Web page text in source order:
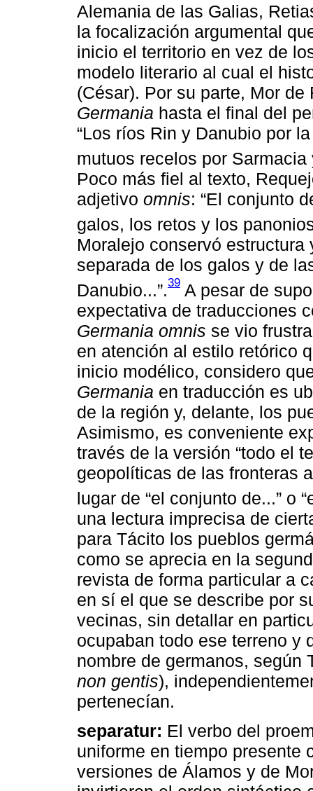
Alemania de las Galias,
la focalización argumental
inicio el territorio en vez de
modelo literario al cual el
(César). Por su parte, Mor
Germania hasta el final del
“Los ríos Rin y Danubio por
mutuos recelos por
Poco más fiel al texto,
adjetivo omnis: “El conjunto
galos, los retos y los
Moralejo conservó estructura
separada de los galos y de
Danubio...”.39 A pesar de
expectativa de traducciones
Germania omnis se vio
en atención al estilo retórico
inicio modélico, considero
Germania en traducción es
de la región y, delante, los
Asimismo, es conveniente
través de la versión “todo el
geopolíticas de las fronteras
lugar de “el conjunto de...” o
una lectura imprecisa de
para Tácito los pueblos
como se aprecia en la
revista de forma particular a
en sí el que se describe por
vecinas, sin detallar en
ocupaban todo ese terreno y
nombre de germanos, según
non gentis),
pertenecían.
separatur: El verbo del
uniforme en tiempo presente
versiones de Álamos y de